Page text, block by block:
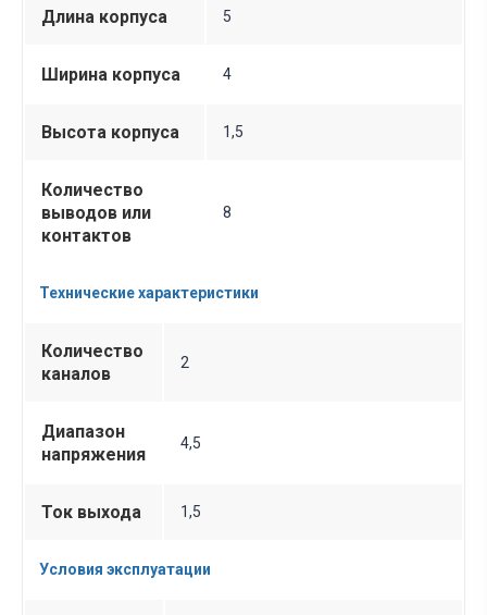
Длина корпуса 5
Ширина корпуса 4
Высота корпуса 1,5
Количество
выводов или
контактов
8
Технические характеристики
Количество
каналов
2
Диапазон
напряжения
4,5
Ток выхода 1,5
Условия эксплуатации